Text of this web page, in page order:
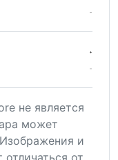
не является
может
и
от